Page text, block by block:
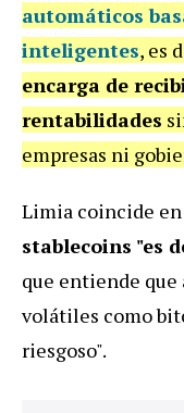
automáticos
inteligentes, es
encarga de
rentabilidades
empresas ni
Limia coincide en
stablecoins "es
que entiende
volátiles como
riesgoso".